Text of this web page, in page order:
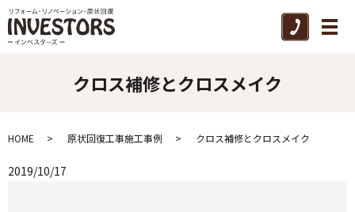
メ
クロス補修とクロスメイク
HOME 原状回復工事施工事例 クロス補修とクロスメイク
2019/10/17